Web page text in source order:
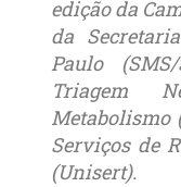
edição da
da
Paulo
Triagem
Metabolismo
Serviços de
(Unisert).